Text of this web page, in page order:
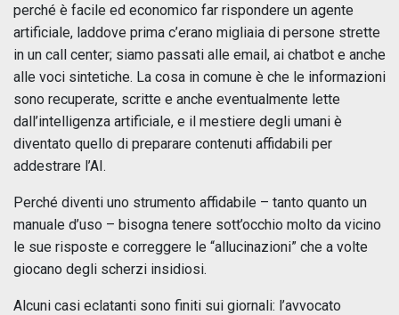
perché è facile ed economico far rispondere un agente
artificiale, laddove prima c’erano migliaia di persone strette
in un call center; siamo passati alle email, ai chatbot e anche
alle voci sintetiche. La cosa in comune è che le informazioni
sono recuperate, scritte e anche eventualmente lette
dall’intelligenza artificiale, e il mestiere degli umani è
diventato quello di preparare contenuti affidabili per
addestrare l’AI.
Perché diventi uno strumento affidabile – tanto quanto un
manuale d’uso – bisogna tenere sott’occhio molto da vicino
le sue risposte e correggere le “allucinazioni” che a volte
giocano degli scherzi insidiosi.
Alcuni casi eclatanti sono finiti sui giornali: l’avvocato